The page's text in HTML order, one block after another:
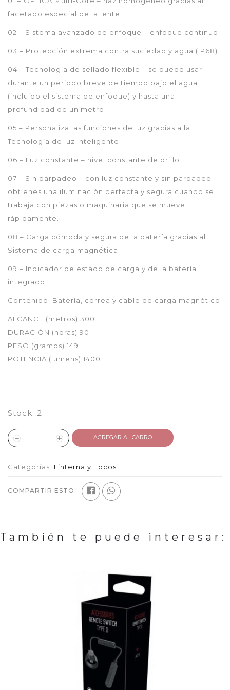
facetado especial de la lente
02 – Sistema avanzado de enfoque – enfoque continuo
03 – Protección extrema contra suciedad y agua (IP68)
04 – Tecnología de sellado flexible – se puede usar
durante un periodo breve de tiempo bajo el agua
(incluido el sistema de enfoque) y hasta una
profundidad de un metro
05 – Personaliza las funciones de luz gracias a la
Tecnología de luz inteligente
06 – Luz constante – nivel constante de brillo
07 – Sin parpadeo – con luz constante y sin parpadeo
obtienes una iluminación perfecta y segura cuando se
trabaja con piezas o maquinaria que se mueve
rápidamente.
08 – Carga cómoda y segura de la batería gracias al
Sistema de carga magnética
09 – Indicador de estado de carga y de la batería
integrado
Contenido: Batería, correa y cable de carga magnético.
ALCANCE (metros) 300
DURACIÓN (horas) 90
PESO (gramos) 149
POTENCIA (lumens) 1400
Stock: 2
AGREGAR AL CARRO
Categorías: Linterna y Focos
COMPARTIR ESTO:
También te puede interesar: